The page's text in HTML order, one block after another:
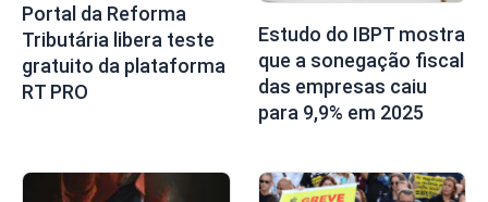
Portal da Reforma
Tributária libera teste
gratuito da plataforma
RT PRO
Estudo do IBPT mostra
que a sonegação fiscal
das empresas caiu
para 9,9% em 2025